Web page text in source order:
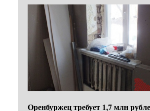
Оренбуржец требует 1,7 млн